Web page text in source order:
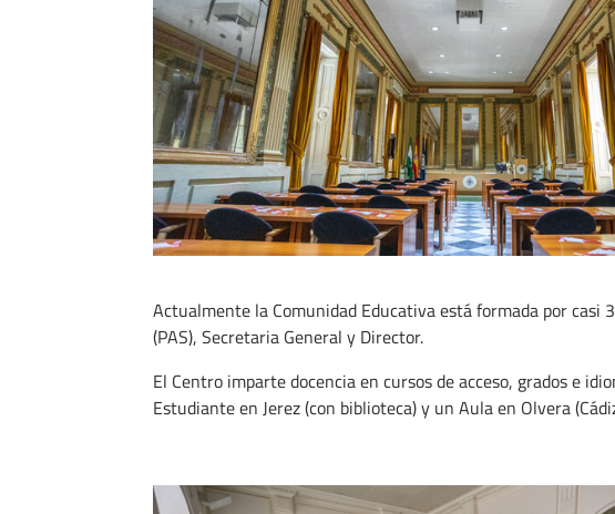
Actualmente la Comunidad Educativa está formada por
(PAS), Secretaria General y Director.
El Centro imparte docencia en cursos de acceso, grados e
Estudiante en Jerez (con biblioteca) y un Aula en Olvera